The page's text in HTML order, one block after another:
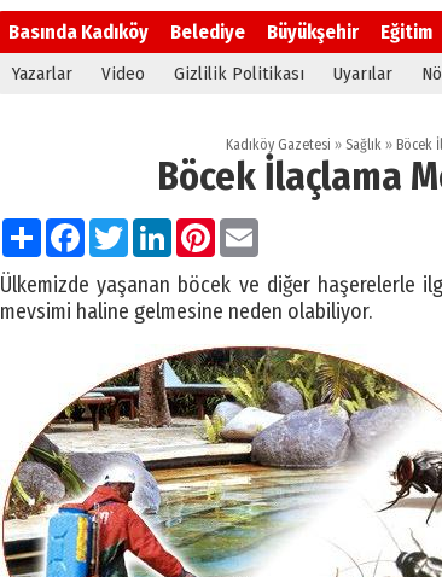
Basında Kadıköy Belediye Büyükşehir Eğitim
Yazarlar Video Gizlilik Politikası Uyarılar
Kadıköy Gazetesi » Sağlık »Böcek
Böcek İlaçlama
PaylaşFacebook
TwitterLinkedInPinterest
Ülkemizde yaşanan böcek ve diğer haşerelerle
mevsimi haline gelmesine neden olabiliyor.